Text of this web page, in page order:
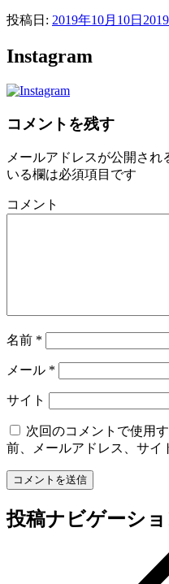
投稿日: 2019年10月10日
Instagram
コメントを残す
メールアドレスが公開され
いる欄は必須項目です
コメント
名前 *
メール *
サイト
次回のコメントで使用
前、メールアドレス、サイ
投稿ナビゲーシ